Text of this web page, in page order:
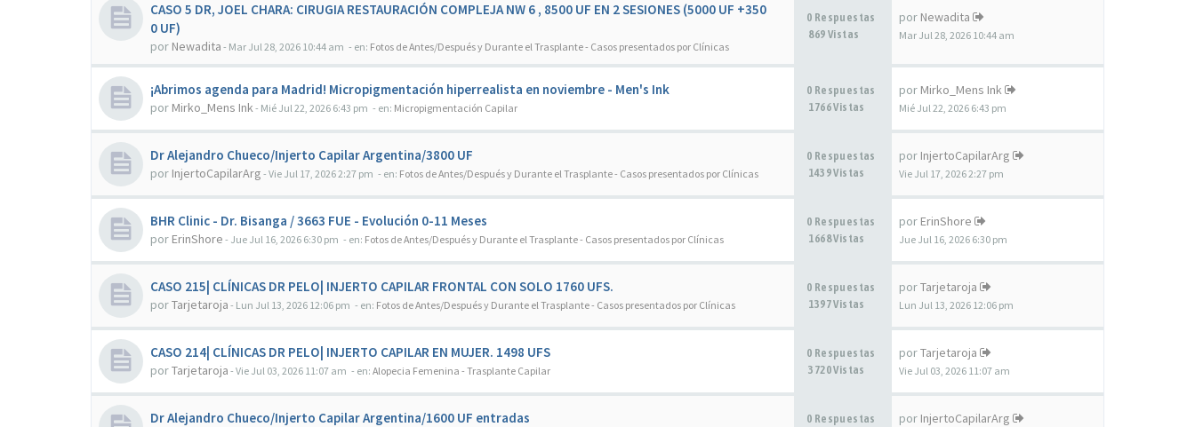
CASO 5 DR, JOEL CHARA: CIRUGIA RESTAURACIÓN COMPLEJA NW 6 , 8500 UF EN 2 SESIONES (5000 UF +350
0 UF)
por Newadita - Mar Jul 28, 2026 10:44 am - en: Fotos de Antes/Después y Durante el Trasplante - Casos presentados por Clínicas
0 Respuestas
869 Vistas
por Newadita
Mar Jul 28, 2026 10:44 am
¡Abrimos agenda para Madrid! Micropigmentación hiperrealista en noviembre - Men's Ink
por Mirko_Mens Ink- Mié Jul 22, 2026 6:43 pm - en: Micropigmentación Capilar
0 Respuestas
1766 Vistas
por Mirko_Mens Ink
Mié Jul 22, 2026 6:43 pm
Dr Alejandro Chueco/Injerto Capilar Argentina/3800 UF
por InjertoCapilarArg - Vie Jul 17, 2026 2:27 pm - en: Fotos de Antes/Después y Durante el Trasplante - Casos presentados por Clínicas
0 Respuestas
1439 Vistas
por InjertoCapilarArg
Vie Jul 17, 2026 2:27 pm
BHR Clinic - Dr. Bisanga / 3663 FUE - Evolución 0-11 Meses
por ErinShore - Jue Jul 16, 2026 6:30 pm - en: Fotos de Antes/Después y Durante el Trasplante - Casos presentados por Clínicas
0 Respuestas
1668 Vistas
por ErinShore
Jue Jul 16, 2026 6:30 pm
CASO 215| CLÍNICAS DR PELO| INJERTO CAPILAR FRONTAL CON SOLO 1760 UFS.
porTarjetaroja - Lun Jul 13, 2026 12:06 pm - en: Fotos de Antes/Después y Durante el Trasplante - Casos presentados por Clínicas
0 Respuestas
1397 Vistas
porTarjetaroja
Lun Jul 13, 2026 12:06 pm
CASO 214| CLÍNICAS DR PELO| INJERTO CAPILAR EN MUJER. 1498 UFS
porTarjetaroja - Vie Jul 03, 2026 11:07 am - en: Alopecia Femenina - Trasplante Capilar
0 Respuestas
3720 Vistas
porTarjetaroja
Vie Jul 03, 2026 11:07 am
Dr Alejandro Chueco/Injerto Capilar Argentina/1600 UF entradas
0 Respuestas
por InjertoCapilarArg